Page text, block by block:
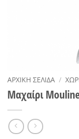
ΑΡΧΙΚΉ ΣΕΛΊΔΑ /
Μαχαίρι